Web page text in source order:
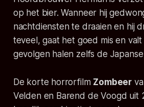
op het bier. Wanneer hij
nachtdiensten te draaien en hij
teveel, gaat het goed mis en
gevolgen halen zelfs de
De korte horrorfilm Zombeer
Velden en Barend de Voogd uit